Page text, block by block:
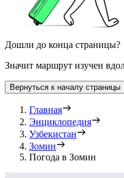
Дошли до конца страницы?
Значит маршрут изучен
Вернуться к началу страницы
Главная
Энциклопедия
Узбекистан
Зомин
Погода в Зомин